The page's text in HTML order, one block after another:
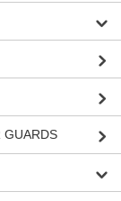
GUARDS